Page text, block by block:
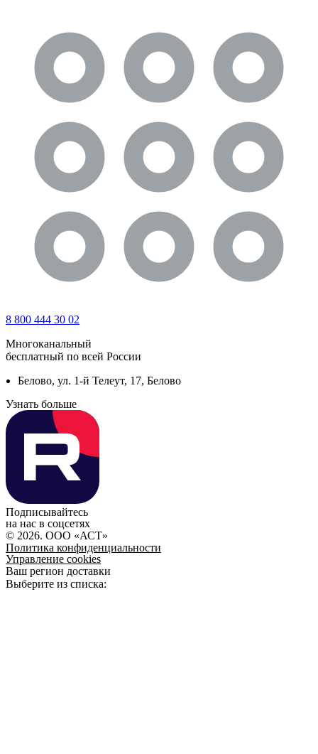
8 800 444 30 02
Многоканальный
бесплатный по всей России
Белово, ул. 1-й Телеут, 17, Белово
Узнать больше
Подписывайтесь
на нас в соцсетях
© 2026. ООО «АСТ»
Политика конфиденциальности
Управление cookies
Ваш регион доставки
Выберите из списка: